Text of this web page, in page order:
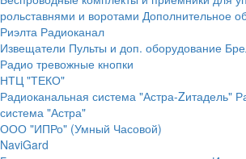
рольставнями и воротами Дополнительное
Риэлта Радиоканал
Извещатели Пульты и доп. оборудование
Радио тревожные кнопки
НТЦ "ТЕКО"
Радиоканальная система "Астра-Zитадель"
система "Астра"
ООО "ИПРо" (Умный Часовой)
NaviGard